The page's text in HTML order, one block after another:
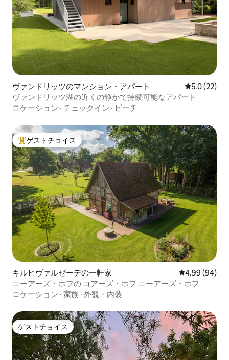
ヴァンドリッツのマンション・アパート レビュー22
5.0 (22)
ヴァンドリッツ湖の近くの静かで持続可能なアパート
ロケーション · チェックイン · ビーチ
大好評のゲストチョイスです。
ゲストチョイス
キルヒヴァルゼーデの一軒家 レビュー94件
4.99 (94)
コーアーズ・ホフの コアーズ・ホフ コーアーズ・ホフ
ロケーション · 家族 · 外観・内装
ゲストチョイス
ゲストチョイス